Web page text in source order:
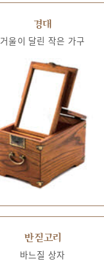
경대
거울이 달린 작은 가구
반짇고리
바느질 상자